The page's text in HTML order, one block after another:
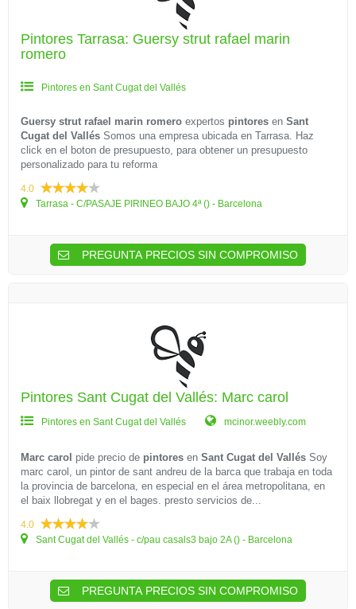
Pintores Tarrasa: Guersy strut rafael marin
romero
Pintores en Sant Cugat del Vallés
Guersy strut rafael marin romero expertos pintores en Sant
Cugat del Vallés Somos una empresa ubicada en Tarrasa. Haz
click en el boton de presupuesto, para obtener un presupuesto
personalizado para tu reforma
4.0
Tarrasa - C/PASAJE PIRINEO BAJO 4ª () - Barcelona
PREGUNTA PRECIOS SIN COMPROMISO
Pintores Sant Cugat del Vallés: Marc carol
Pintores en Sant Cugat del Vallés mcinor.weebly.com
Marc carol pide precio de pintores en Sant Cugat del Vallés Soy
marc carol, un pintor de sant andreu de la barca que trabaja en toda
la provincia de barcelona, en especial en el área metropolitana, en
el baix llobregat y en el bages. presto servicios de...
4.0
Sant Cugat del Vallés - c/pau casals3 bajo 2A () - Barcelona
PREGUNTA PRECIOS SIN COMPROMISO